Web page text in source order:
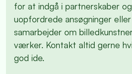
for at indgå i partnerskaber
uopfordrede ansøgninger
samarbejder om
værker. Kontakt altid gerne
god ide.